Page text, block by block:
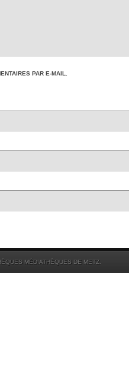
PAR E-MAIL.
MÉDIATHÈQUES DE METZ.